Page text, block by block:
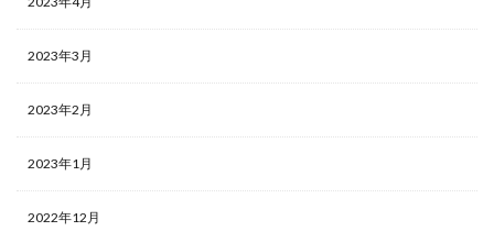
2023年3月
2023年2月
2023年1月
2022年12月